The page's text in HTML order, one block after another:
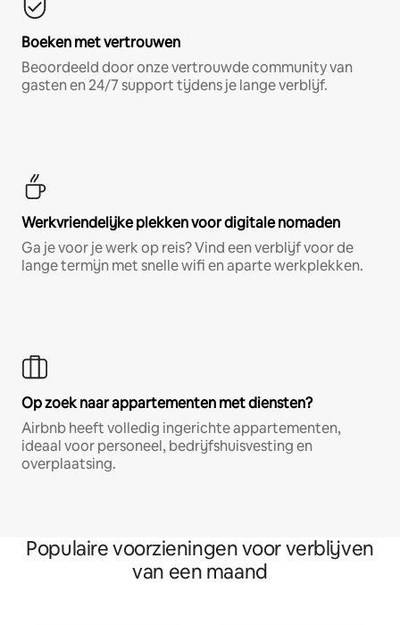
Boeken met vertrouwen
Beoordeeld door onze vertrouwde community van
gasten en 24/7 support tijdens je lange verblijf.
Werkvriendelijke plekken voor digitale nomaden
Ga je voor je werk op reis? Vind een verblijf voor de
lange termijn met snelle wifi en aparte werkplekken.
Op zoek naar appartementen met diensten?
Airbnb heeft volledig ingerichte appartementen,
ideaal voor personeel, bedrijfshuisvesting en
overplaatsing.
Populaire voorzieningen voor verblijven
van een maand